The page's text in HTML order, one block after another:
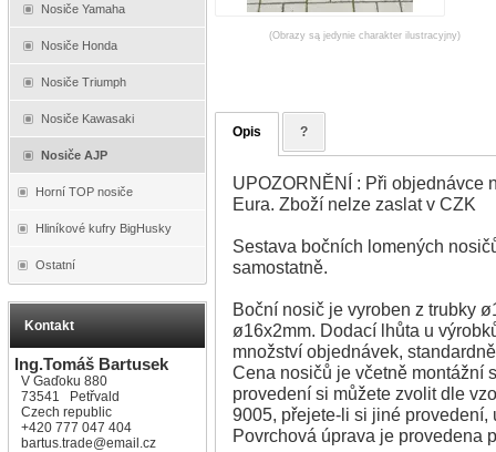
Nosiče Yamaha
Nosiče Honda
Nosiče Triumph
Nosiče Kawasaki
Nosiče AJP
Horní TOP nosiče
Hliníkové kufry BigHusky
Ostatní
Kontakt
Ing.Tomáš Bartusek
V Gaďoku 880
73541 Petřvald
Czech republic
+420 777 047 404
bartus.trade@email.cz
(Obrazy są jedynie charakter ilustracyjny)
Opis ?
UPOZORNĚNÍ : Při objednávce
Eura. Zboží nelze zaslat v CZK
Sestava bočních lomených
samostatně.
Boční nosič je vyroben z trubky
ø16x2mm. Dodací lhůta u
množství objednávek,
Cena nosičů je včetně montážní
provedení si můžete zvolit dle
9005, přejete-li si jiné
Povrchová úprava je provedena